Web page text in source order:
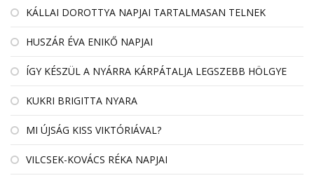
KÁLLAI DOROTTYA NAPJAI TARTALMASAN TELNEK
HUSZÁR ÉVA ENIKŐ NAPJAI
ÍGY KÉSZÜL A NYÁRRA KÁRPÁTALJA LEGSZEBB HÖLGYE
KUKRI BRIGITTA NYARA
MI ÚJSÁG KISS VIKTÓRIÁVAL?
VILCSEK-KOVÁCS RÉKA NAPJAI